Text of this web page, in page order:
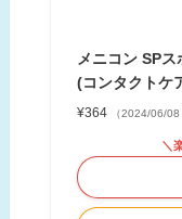
メニコン SP
(コンタクトケ
¥364 （2024/06/
＼